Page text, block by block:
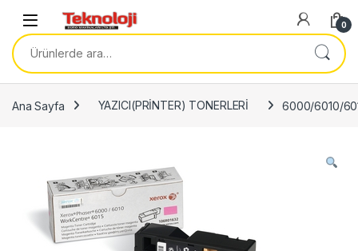
Skip to navigation
0
Ara:
Ana Sayfa YAZICI(PRİNTER) TONERLERİ 6000/6010/